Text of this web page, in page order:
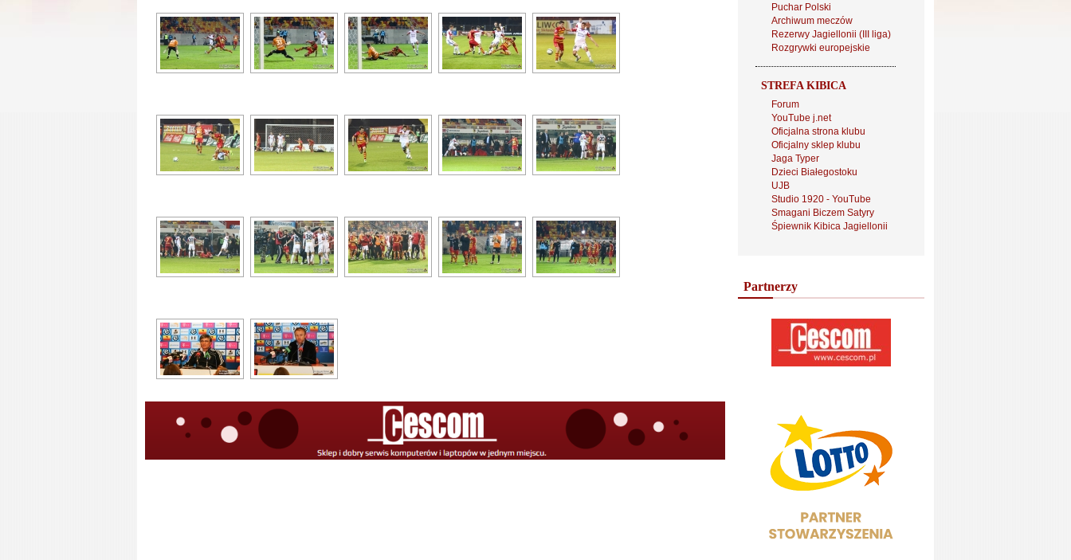
Puchar Polski
Archiwum meczów
Rezerwy Jagiellonii (III liga)
Rozgrywki europejskie
STREFA KIBICA
Forum
YouTube j.net
Oficjalna strona klubu
Oficjalny sklep klubu
Jaga Typer
Dzieci Białegostoku
UJB
Studio 1920 - YouTube
Smagani Biczem Satyry
Śpiewnik Kibica Jagiellonii
Partnerzy